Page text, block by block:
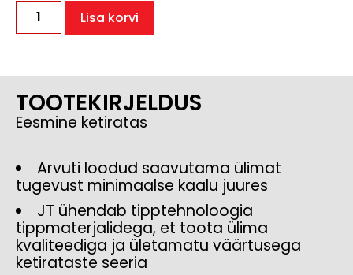
Lisa korvi
TOOTEKIRJELDUS
Eesmine ketiratas
Arvuti loodud saavutama ülimat
tugevust minimaalse kaalu juures
JT ühendab tipptehnoloogia
tippmaterjalidega, et toota ülima
kvaliteediga ja ületamatu väärtusega
ketirataste seeria